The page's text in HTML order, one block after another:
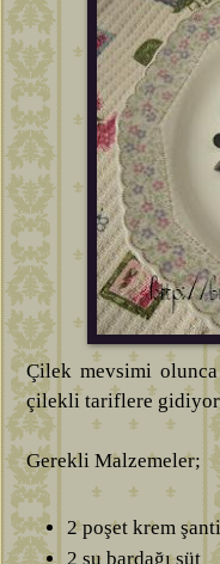
Çilek mevsimi
çilekli tariflere gidiyor
Gerekli Malzemeler;
2 poşet krem şanti
2 su bardağı süt